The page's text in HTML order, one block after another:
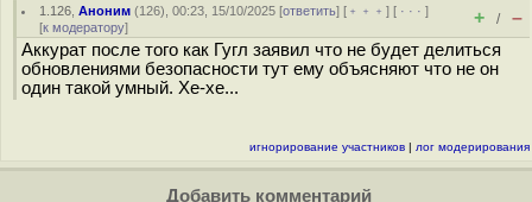
1.126 ,Аноним (126), 00:23, 15/10/2025 [ответить] [ ﹢﹢﹢] [ · · ·]
[к модератору] + / –
Аккурат после того как Гугл заявил что не будет делиться
обновлениями безопасности тут ему объясняют что не он
один такой умный. Хе-хе...
игнорирование участников | лог модерирования
Добавить комментарий